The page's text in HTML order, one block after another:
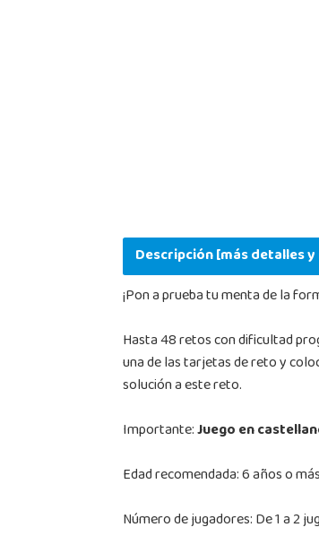
Descripción [más detalles
¡Pon a prueba tu menta de la
Hasta 48 retos con dificultad
una de las tarjetas de reto y
solución a este reto.
Importante:Juego en
Edad recomendada: 6 años o
Número de jugadores: De 1 a 2